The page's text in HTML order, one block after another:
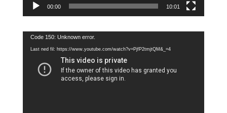
00:00 10:01
Videoavspiller
Code 150: Unknown error.
Last ned fil: https://www.youtube.com/watch?v=PjfP2tmjtQM&_=4